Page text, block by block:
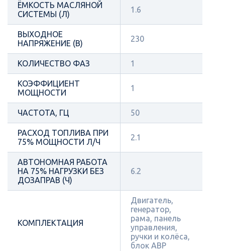
ЁМКОСТЬ МАСЛЯНОЙ
СИСТЕМЫ (Л)
1.6
ВЫХОДНОЕ
НАПРЯЖЕНИЕ (В)
230
КОЛИЧЕСТВО ФАЗ 1
КОЭФФИЦИЕНТ
МОЩНОСТИ
1
ЧАСТОТА, ГЦ 50
РАСХОД ТОПЛИВА ПРИ
75% МОЩНОСТИ Л/Ч
2.1
АВТОНОМНАЯ РАБОТА
НА 75% НАГРУЗКИ БЕЗ
ДОЗАПРАВ (Ч)
6.2
КОМПЛЕКТАЦИЯ
Двигатель,
генератор,
рама, панель
управления,
ручки и колёса,
блок АВР